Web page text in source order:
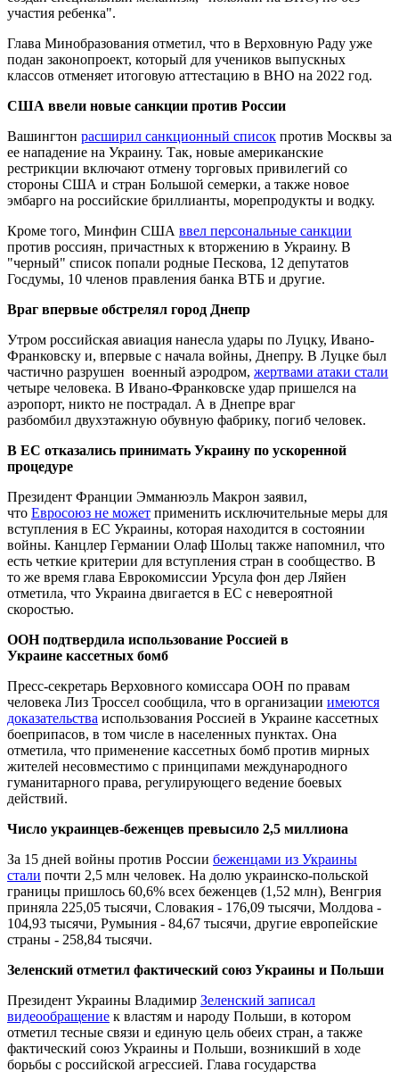
участия ребенка".
Глава Минобразования отметил, что в Верховную Раду уже
подан законопроект, который для учеников выпускных
классов отменяет итоговую аттестацию в ВНО на 2022 год.
США ввели новые санкции против России
Вашингтон расширил санкционный список против Москвы за
ее нападение на Украину. Так, новые американские
рестрикции включают отмену торговых привилегий со
стороны США и стран Большой семерки, а также новое
эмбарго на российские бриллианты, морепродукты и водку.
Кроме того, Минфин США ввел персональные санкции
против россиян, причастных к вторжению в Украину. В
"черный" список попали родные Пескова, 12 депутатов
Госдумы, 10 членов правления банка ВТБ и другие.
Враг впервые обстрелял город Днепр
Утром российская авиация нанесла удары по Луцку, Ивано-
Франковску и, впервые с начала войны, Днепру. В Луцке был
частично разрушен военный аэродром, жертвами атаки стали
четыре человека. В Ивано-Франковске удар пришелся на
аэропорт, никто не пострадал. А в Днепре враг
разбомбил двухэтажную обувную фабрику, погиб человек.
В ЕС отказались принимать Украину по ускоренной
процедуре
Президент Франции Эмманюэль Макрон заявил,
что Евросоюз не может применить исключительные меры для
вступления в ЕС Украины, которая находится в состоянии
войны. Канцлер Германии Олаф Шольц также напомнил, что
есть четкие критерии для вступления стран в сообщество. В
то же время глава Еврокомиссии Урсула фон дер Ляйен
отметила, что Украина двигается в ЕС с невероятной
скоростью.
ООН подтвердила использование Россией в
Украине кассетных бомб
Пресс-секретарь Верховного комиссара ООН по правам
человека Лиз Троссел сообщила, что в организации имеются
доказательства использования Россией в Украине кассетных
боеприпасов, в том числе в населенных пунктах. Она
отметила, что применение кассетных бомб против мирных
жителей несовместимо с принципами международного
гуманитарного права, регулирующего ведение боевых
действий.
Число украинцев-беженцев превысило 2,5 миллиона
За 15 дней войны против России беженцами из Украины
стали почти 2,5 млн человек. На долю украинско-польской
границы пришлось 60,6% всех беженцев (1,52 млн), Венгрия
приняла 225,05 тысячи, Словакия - 176,09 тысячи, Молдова -
104,93 тысячи, Румыния - 84,67 тысячи, другие европейские
страны - 258,84 тысячи.
Зеленский отметил фактический союз Украины и Польши
Президент Украины Владимир Зеленский записал
видеообращение к властям и народу Польши, в котором
отметил тесные связи и единую цель обеих стран, а также
фактический союз Украины и Польши, возникший в ходе
борьбы с российской агрессией. Глава государства